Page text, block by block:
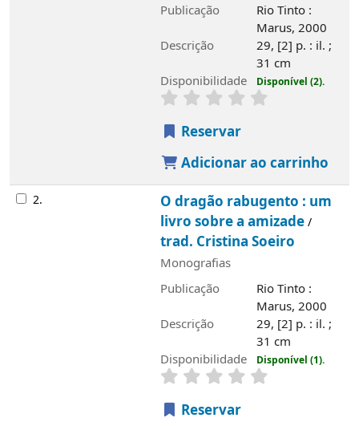
Publicação
Rio Tinto :
Marus, 2000
Descrição
29, [2] p. : il. ;
31 cm
Disponibilidade
Disponível (2).
Reservar
Adicionar ao carrinho
2.
O dragão rabugento : um
livro sobre a amizade/
trad. Cristina Soeiro
Monografias
Publicação
Rio Tinto :
Marus, 2000
Descrição
29, [2] p. : il. ;
31 cm
Disponibilidade
Disponível (1).
Reservar